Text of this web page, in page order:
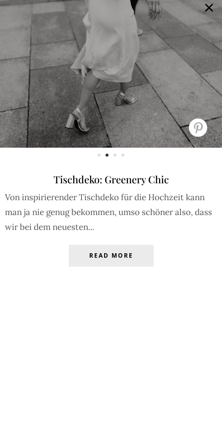
×
Tischdeko: Greenery Chic
Von inspirierender Tischdeko für die Hochzeit kann
man ja nie genug bekommen, umso schöner also, dass
wir bei dem neuesten...
GALERIE SELECTION BRAUTMODE SHOP IT JOURNAL
Array ( [0] => extra_args [1] => Array ( [post__not_in] =>
Array ( [0] => 93922 ) ) )